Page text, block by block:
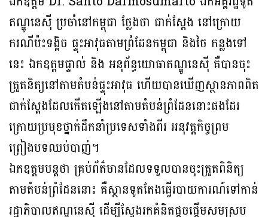
ឥណ្ឌូនេស៊ី ប្រចាំនៅកម្ពុជា ថ្លែងថា ជាក់ស្តែង នៅក្រោយ
ករណីប៉ះទង្គិច ផ្ទុះអាវុធតាមព្រំដែនកម្ពុជា និងថៃ កន្លងទៅ
នេះ ឯកឧត្តមផ្ទាល់ និង អនុព័ន្ធយោធាឥណ្ឌូនេស៊ី គឺបានចុះ
ត្រួតនិត្យនៅតាមតំបន់ផ្ទុះអាវុធ ហើយបានឃើញស្ថានភាពពិត
ជាក់ស្តែងដែលកើតឡើងនៅតាមតំបន់ព្រំដែននោះផងដែរ
ក្រោយប្រមុខថ្នាក់ដឹកនាំប្រទេសទាំងពីរ អនុវត្តកិច្ចព្រម
ព្រៀងបទឈប់បាញ់។
ឯកឧត្តមបន្តថា គ្រប់ព័ត៌មានដែលទទួលបានចុះត្រួតពិនិត្យ
តាមតំបន់ព្រំដែននោះ គឺស្ថានទូតតែងធ្វើរបាយការណ៍ទៅកាន់
រដ្ឋាភិបាលឥណ្ឌូនេស៊ី ដើម្បីស្វែងរកគំនិតផ្តួចផ្តើមសមស្រប